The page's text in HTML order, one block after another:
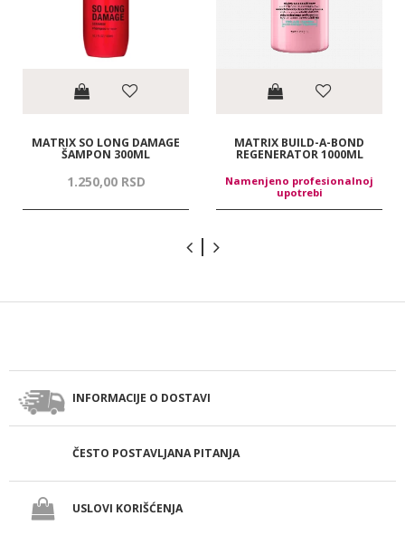
MATRIX SO LONG DAMAGE
ŠAMPON 300ML
1.250,00 RSD
MATRIX BUILD-A-BOND
REGENERATOR 1000ML
Namenjeno profesionalnoj
upotrebi
INFORMACIJE O DOSTAVI
ČESTO POSTAVLJANA PITANJA
USLOVI KORIŠĆENJA